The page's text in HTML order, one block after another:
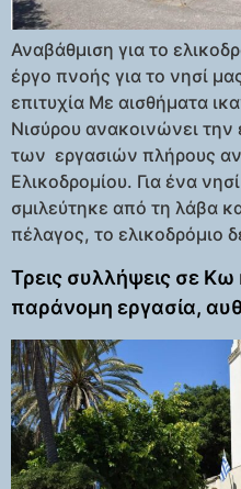
Αναβάθμιση για το
έργο πνοής για το νησί
επιτυχία Με αισθήματα
Νισύρου ανακοινώνει
των εργασιών πλήρους
Ελικοδρομίου. Για ένα
σμιλεύτηκε από τη λάβα
πέλαγος, το ελικοδρόμιο
Τρεις συλλήψεις σε Κω
παράνομη εργασία,
τροχαίο με